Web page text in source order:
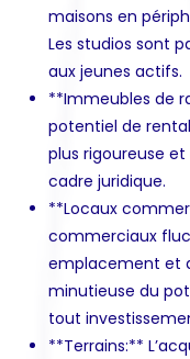
maisons en
Les studios sont
aux jeunes actifs.
**Immeubles de
potentiel de
plus rigoureuse
cadre juridique.
**Locaux
commerciaux
emplacement et
minutieuse du
tout
**Terrains:**